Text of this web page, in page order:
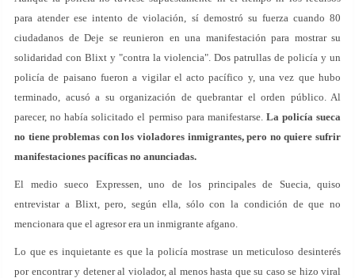
para atender ese intento de violación, sí demostró su fuerza cuando 80
ciudadanos de Deje se reunieron en una manifestación para mostrar su
solidaridad con Blixt y "contra la violencia". Dos patrullas de policía y un
policía de paisano fueron a vigilar el acto pacífico y, una vez que hubo
terminado, acusó a su organización de quebrantar el orden público. Al
parecer, no había solicitado el permiso para manifestarse. La policía sueca
no tiene problemas con los violadores inmigrantes, pero no quiere sufrir
manifestaciones pacíficas no anunciadas.
El medio sueco Expressen, uno de los principales de Suecia, quiso
entrevistar a Blixt, pero, según ella, sólo con la condición de que no
mencionara que el agresor era un inmigrante afgano.
Lo que es inquietante es que la policía mostrase un meticuloso desinterés
por encontrar y detener al violador, al menos hasta que su caso se hizo viral